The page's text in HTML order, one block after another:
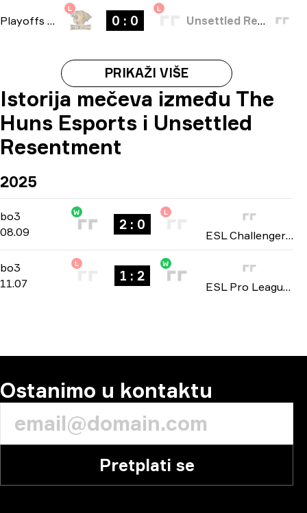
Playoffs bo3
L
0 : 0
L
Unsettled Resentment
PRIKAŽI VIŠE
Istorija mečeva između The
Huns Esports i Unsettled
Resentment
2025
bo3 -bo3
08.09
W
2 : 0
L
ESL Challenger League: Asia-Pacific Cup #2 2025
bo3
bo3
11.07
L
1 : 2
W
ESL Pro League: Asia Closed Qualifier season 22 2025
Ostanimo u kontaktu
Pretplati se